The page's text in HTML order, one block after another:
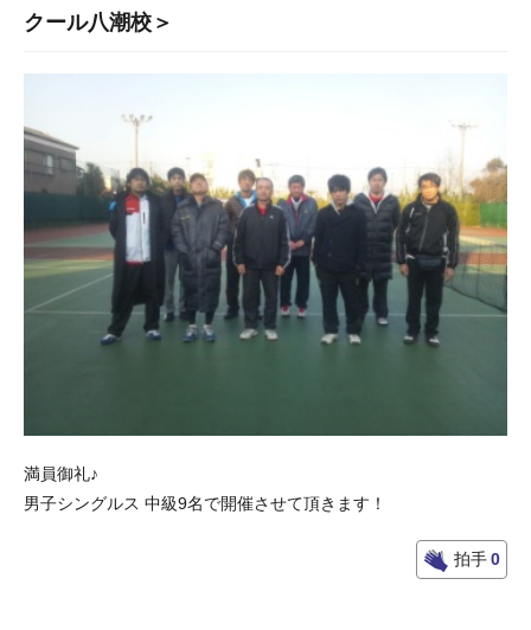
クール八潮校＞
満員御礼♪
男子シングルス 中級9名で開催させて頂きます！
拍手0